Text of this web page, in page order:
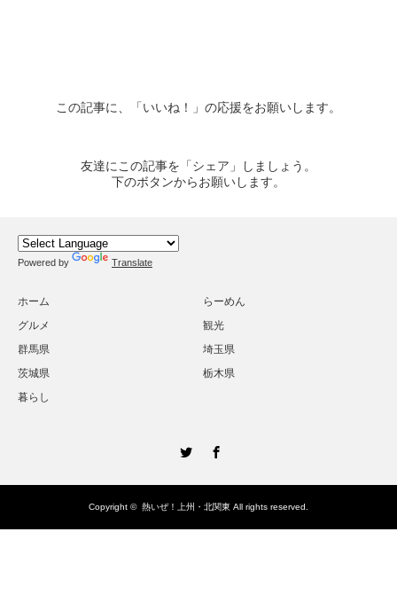
この記事に、「いいね！」の応援をお願いします。
友達にこの記事を「シェア」しましょう。
下のボタンからお願いします。
Powered by Translate
ホーム
らーめん
グルメ
観光
群馬県
埼玉県
茨城県
栃木県
暮らし
Copyright © 熱いぜ！上州・北関東 All rights reserved.